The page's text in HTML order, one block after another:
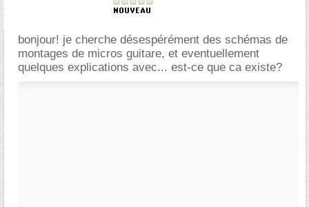
bonjour! je cherche désespérément des schémas de
montages de micros guitare, et eventuellement
quelques explications avec... est-ce que ca existe?